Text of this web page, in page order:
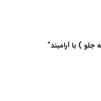
) با آرامبند”